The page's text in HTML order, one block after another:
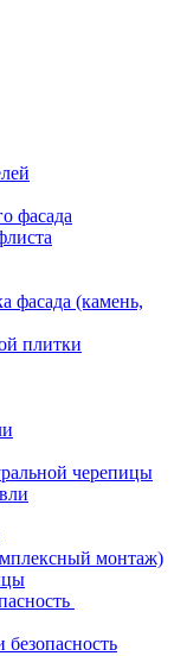
фасада
фасада (камень,
плитки
черепицы
монтаж)